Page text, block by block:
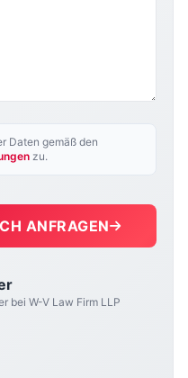
Daten gemäß den
zu.
ANFRAGEN
bei W-V Law Firm LLP